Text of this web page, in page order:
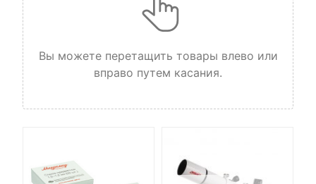
Вы можете перетащить товары влево или
вправо путем касания.